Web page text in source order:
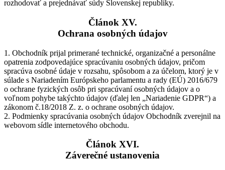
rozhodovať a prejednávať súdy Slovenskej republiky.
Článok XV.
Ochrana osobných údajov
1. Obchodník prijal primerané technické, organizačné a personálne
opatrenia zodpovedajúce spracúvaniu osobných údajov, pričom
spracúva osobné údaje v rozsahu, spôsobom a za účelom, ktorý je v
súlade s Nariadením Európskeho parlamentu a rady (EÚ) 2016/679
o ochrane fyzických osôb pri spracúvaní osobných údajov a o
voľnom pohybe takýchto údajov (ďalej len „Nariadenie GDPR“) a
zákonom č.18/2018 Z. z. o ochrane osobných údajov.
2. Podmienky spracúvania osobných údajov Obchodník zverejnil na
webovom sídle internetového obchodu.
Článok XVI.
Záverečné ustanovenia